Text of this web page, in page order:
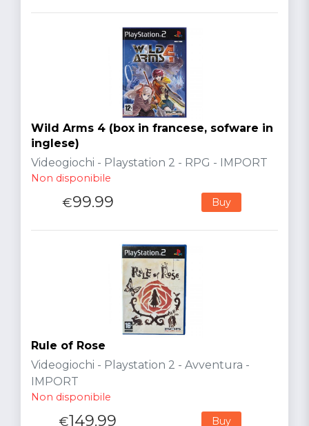
Wild Arms 4 (box in francese, sofware in
inglese)
Videogiochi - Playstation 2 - RPG - IMPORT
Non disponibile
€99.99 Buy
Rule of Rose
Videogiochi - Playstation 2 - Avventura -
IMPORT
Non disponibile
€149.99 Buy